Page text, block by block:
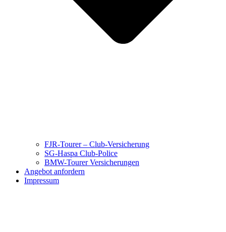
FJR-Tourer – Club-Versicherung
SG-Haspa Club-Police
BMW-Tourer Versicherungen
Angebot anfordern
Impressum